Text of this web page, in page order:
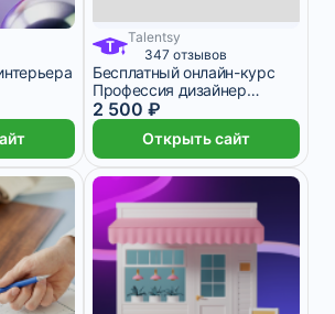
Talentsy
347 отзывов
Бесплатный онлайн-курс
Профессия дизайнер
интерьера
2 500 ₽
Открыть сайт